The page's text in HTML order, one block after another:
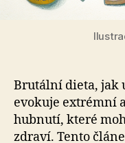
Brutální dieta, jak
evokuje extrémní
hubnutí, které
zdraví. Tento